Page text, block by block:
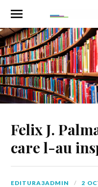
Felix J.
care l-au
EDITURA3ADMIN 2